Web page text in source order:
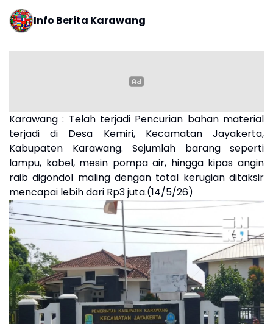
Info Berita Karawang
Karawang : Telah terjadi Pencurian bahan material
terjadi di Desa Kemiri, Kecamatan Jayakerta,
Kabupaten Karawang. Sejumlah barang seperti
lampu, kabel, mesin pompa air, hingga kipas angin
raib digondol maling dengan total kerugian ditaksir
mencapai lebih dari Rp3 juta.(14/5/26)